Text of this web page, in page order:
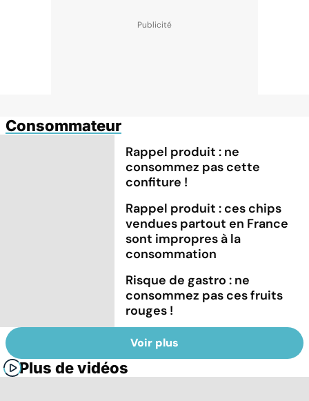
Consommateur
Rappel produit : ne
consommez pas cette
confiture !
Rappel produit : ces chips
vendues partout en France
sont impropres à la
consommation
Risque de gastro : ne
consommez pas ces fruits
rouges !
Voir plus
Plus de vidéos